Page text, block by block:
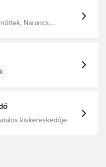
Narancs,
kiskereskedője